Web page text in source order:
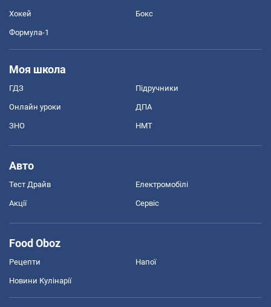
Хокей Бокс
Формула-1
Моя школа
ГДЗ Підручники
Онлайн уроки ДПА
ЗНО НМТ
Авто
Тест Драйв Електромобілі
Акції Сервіс
Food Oboz
Рецепти Напої
Новини Кулінарії